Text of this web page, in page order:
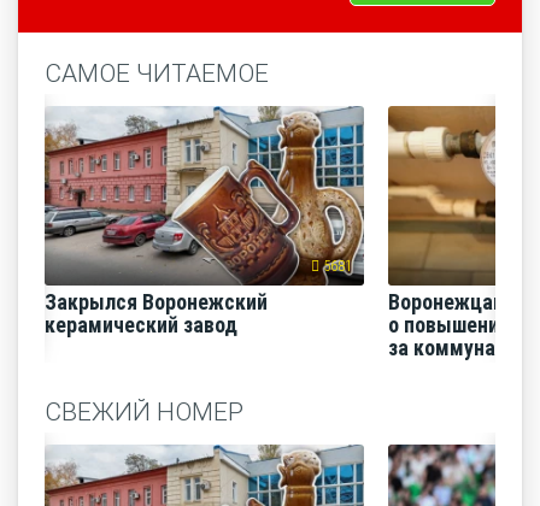
САМОЕ ЧИТАЕМОЕ
5681
Закрылся Воронежский
керамический завод
Воронежцам
о повышении
за
СВЕЖИЙ НОМЕР